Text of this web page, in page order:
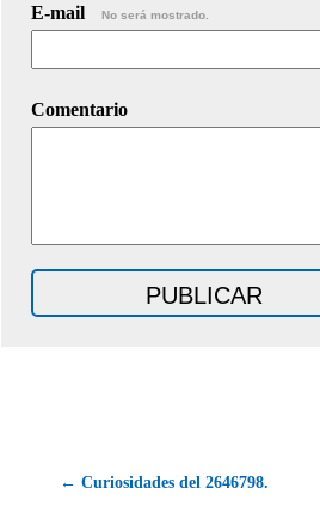
E-mail No será mostrado.
Comentario
← Curiosidades del 2646798.